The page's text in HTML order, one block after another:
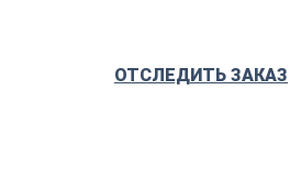
ОТСЛЕДИТЬ ЗАКАЗ